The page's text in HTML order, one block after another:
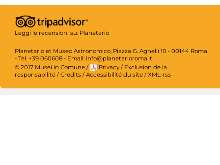
Leggi le recensioni su: Planetario
Planetario et Museo Astronomico, Piazza G. Agnelli 10 - 00144 Roma
- Tel. +39 060608 - Email: info@planetarioroma.it
© 2017 Musei in Comune / Privacy / Exclusion de la
responsabilité /Credits /Accessibilité du site /XML-rss